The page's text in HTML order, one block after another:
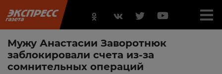
Мужу Анастасии Заворотнюк
заблокировали счета из-за
сомнительных операций